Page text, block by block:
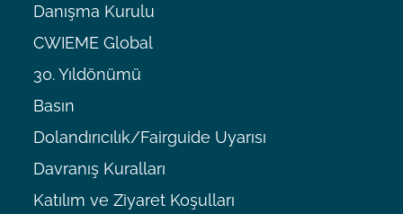
Danışma Kurulu
CWIEME Global
30. Yıldönümü
Basın
Dolandırıcılık/Fairguide Uyarısı
Davranış Kuralları
Katılım ve Ziyaret Koşulları